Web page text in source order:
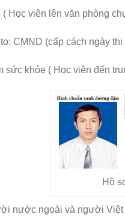
( Học viên lên văn phòng
CMND (cấp cách ngày
sức khỏe ( Học viên đến
Hồ
nước ngoài và người Việt